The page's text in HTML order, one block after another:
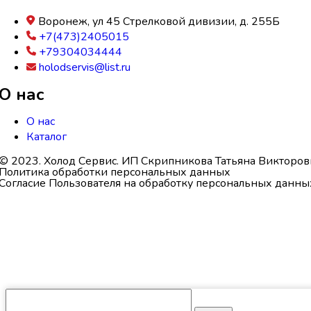
Воронеж, ул 45 Стрелковой дивизии, д. 255Б
+7(473)2405015
+79304034444
holodservis@list.ru
нас
О нас
Каталог
2023. Холод Сервис. ИП Скрипникова Татьяна
обработки персональных данных
Пользователя на обработку персональных